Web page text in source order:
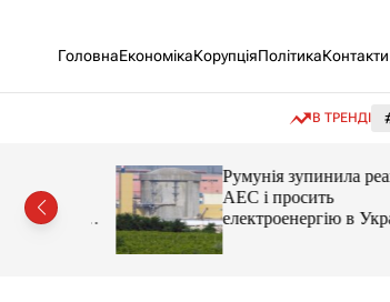
ГоловнаЕкономікаКорупціяПолітикаКонтакти
В ТРЕНДІ
цін і
Румунія зупинила
АЕС і просить
електроенергію в